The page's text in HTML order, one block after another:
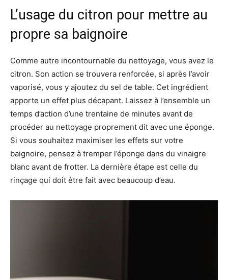
L’usage du citron pour mettre au
propre sa baignoire
Comme autre incontournable du nettoyage, vous avez le
citron. Son action se trouvera renforcée, si après l’avoir
vaporisé, vous y ajoutez du sel de table. Cet ingrédient
apporte un effet plus décapant. Laissez à l’ensemble un
temps d’action d’une trentaine de minutes avant de
procéder au nettoyage proprement dit avec une éponge.
Si vous souhaitez maximiser les effets sur votre
baignoire, pensez à tremper l’éponge dans du vinaigre
blanc avant de frotter. La dernière étape est celle du
rinçage qui doit être fait avec beaucoup d’eau.